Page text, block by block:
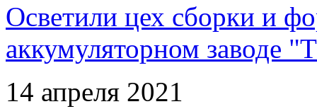
Осветили цех сборки и
аккумуляторном заводе
14 апреля 2021